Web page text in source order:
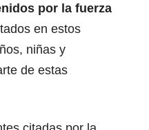
por la fuerza
en estos
niñas y
de estas